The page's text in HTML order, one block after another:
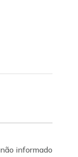
não informado